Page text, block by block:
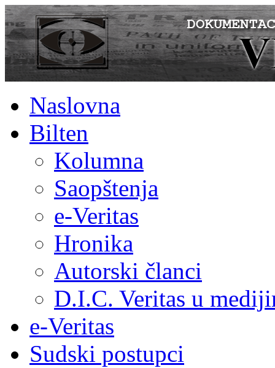
Naslovna
Bilten
Kolumna
Saopštenja
e-Veritas
Hronika
Autorski članci
D.I.C. Veritas u
e-Veritas
Sudski postupci